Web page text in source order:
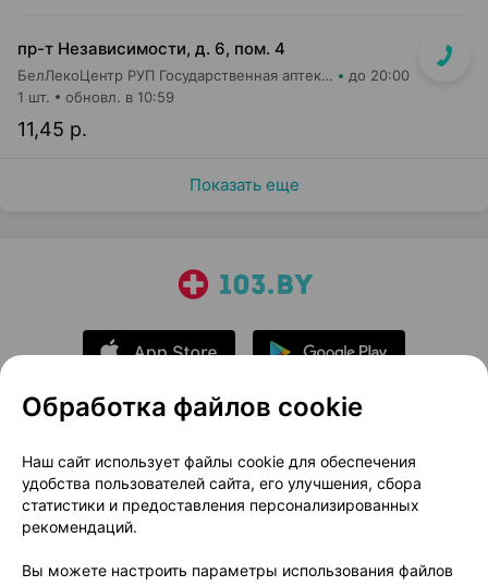
пр-т Независимости, д. 6, пом. 4
БелЛекоЦентр РУП Государственная аптека №1 до 20:00
11,45 р.
1 шт. обновл. в 10:59
Показать еще
О проекте
Новости проекта
Размещение рекламы
Медицинский маркетинг
Публичный договор
Доставка
Способы оплаты
Вакансии Партнеры
Обработка файлов cookie
Наш сайт использует файлы cookie для обеспечения
удобства пользователей сайта, его улучшения, сбора
статистики и предоставления персонализированных
рекомендаций.
Вы можете настроить параметры использования файлов